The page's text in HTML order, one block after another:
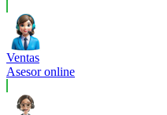
Ventas
Asesor online